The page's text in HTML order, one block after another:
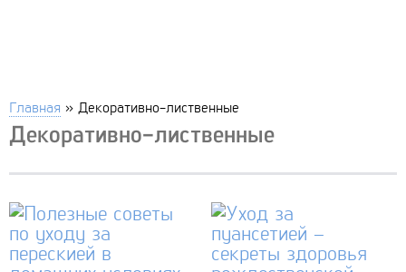
Главная » Декоративно-лиственные
Декоративно-лиственные